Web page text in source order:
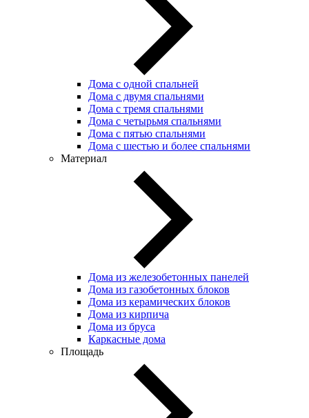
Дома с одной спальней
Дома с двумя спальнями
Дома с тремя спальнями
Дома с четырьмя спальнями
Дома с пятью спальнями
Дома с шестью и более спальнями
Материал
Дома из железобетонных панелей
Дома из газобетонных блоков
Дома из керамических блоков
Дома из кирпича
Дома из бруса
Каркасные дома
Площадь